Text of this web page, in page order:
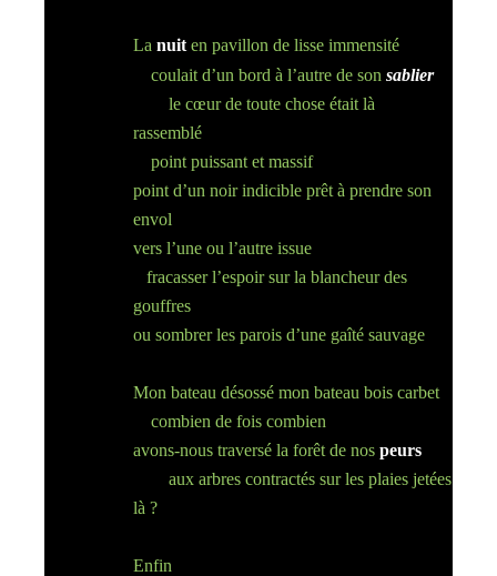
La nuit en pavillon de lisse immensité
coulait d’un bord à l’autre de son sablier
le cœur de toute chose était là
rassemblé
point puissant et massif
point d’un noir indicible prêt à prendre son
envol
vers l’une ou l’autre issue
fracasser l’espoir sur la blancheur des
gouffres
ou sombrer les parois d’une gaîté sauvage
Mon bateau désossé mon bateau bois carbet
combien de fois combien
avons-nous traversé la forêt de nos peurs
aux arbres contractés sur les plaies jetées
là ?
Enfin